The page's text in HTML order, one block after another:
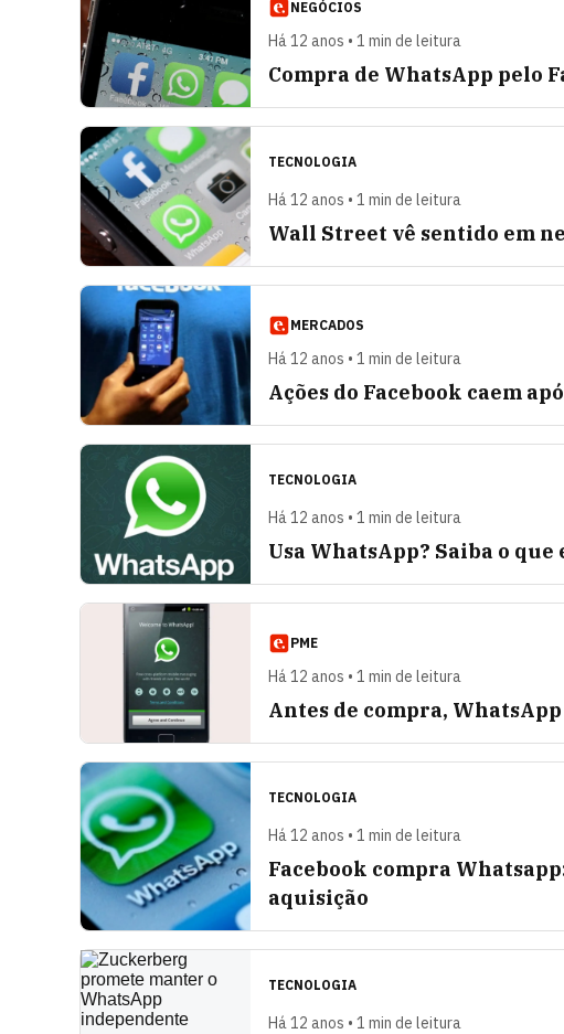
NEGÓCIOS
Há 12 anos • 1 min de leitura
Compra de WhatsApp pelo
TECNOLOGIA
Há 12 anos • 1 min de leitura
Wall Street vê sentido em
MERCADOS
Há 12 anos • 1 min de leitura
Ações do Facebook caem
TECNOLOGIA
Há 12 anos • 1 min de leitura
Usa WhatsApp? Saiba o
PME
Há 12 anos • 1 min de leitura
Antes de compra,
TECNOLOGIA
Há 12 anos • 1 min de leitura
Facebook compra
aquisição
TECNOLOGIA
Há 12 anos • 1 min de leitura